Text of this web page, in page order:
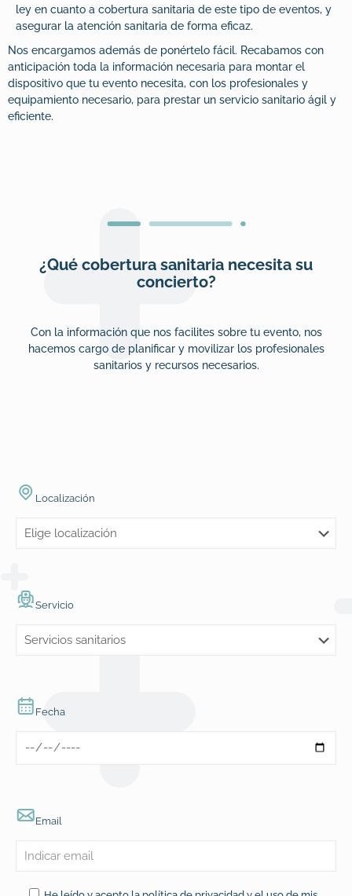
ley en cuanto a cobertura sanitaria de este tipo de eventos, y
asegurar la atención sanitaria de forma eficaz.
Nos encargamos además de ponértelo fácil. Recabamos con
anticipación toda la información necesaria para montar el
dispositivo que tu evento necesita, con los profesionales y
equipamiento necesario, para prestar un servicio sanitario ágil y
eficiente.
¿Qué cobertura sanitaria necesita su
concierto?
Con la información que nos facilites sobre tu evento, nos
hacemos cargo de planificar y movilizar los profesionales
sanitarios y recursos necesarios.
Localización
Servicio
Fecha
Email